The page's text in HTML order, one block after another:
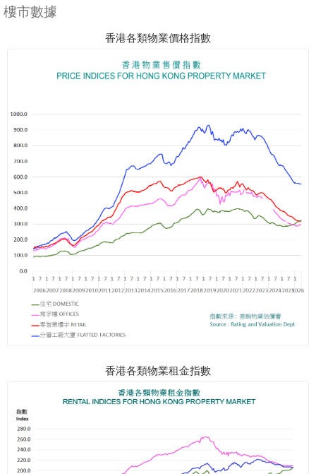
樓市數據
香港各類物業價格指數
香港各類物業租金指數